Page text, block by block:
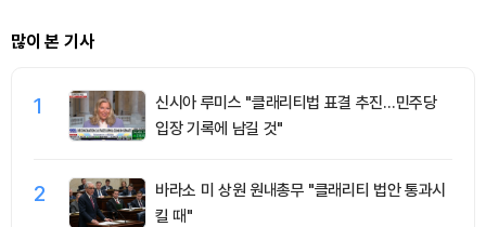
많이 본 기사
1
신시아 루미스 "클래리티법 표결 추진…민주당
입장 기록에 남길 것"
2
바라소 미 상원 원내총무 "클래리티 법안 통과시
킬 때"